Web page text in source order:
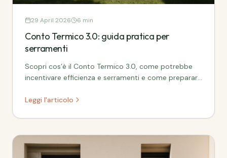
29 April 2026 6 min
Conto Termico 3.0: guida pratica per
serramenti
Scopri cos’è il Conto Termico 3.0, come potrebbe
incentivare efficienza e serramenti e come prepararti
Leggi l'articolo